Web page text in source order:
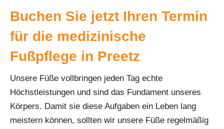
Buchen Sie jetzt Ihren Termin
für die medizinische
Fußpflege in Preetz
Unsere Füße vollbringen jeden Tag echte
Höchstleistungen und sind das Fundament unseres
Körpers. Damit sie diese Aufgaben ein Leben lang
meistern können, sollten wir unsere Füße regelmäßig